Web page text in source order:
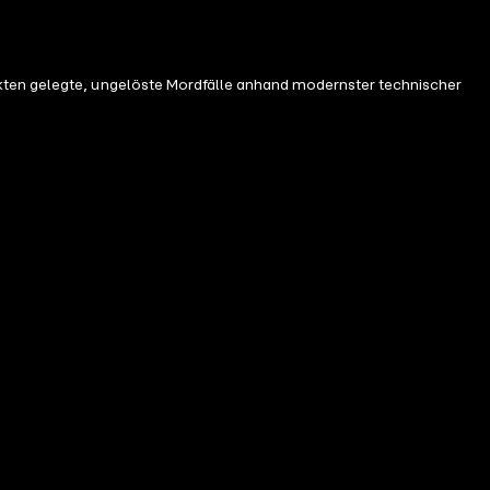
gelegte, ungelöste Mordfälle anhand modernster technischer